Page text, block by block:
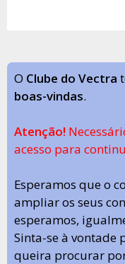
O Clube do Vectra
boas-vindas.
Atenção!
acesso para
Esperamos que o
ampliar os seus
esperamos,
Sinta-se à vontade
queira procurar